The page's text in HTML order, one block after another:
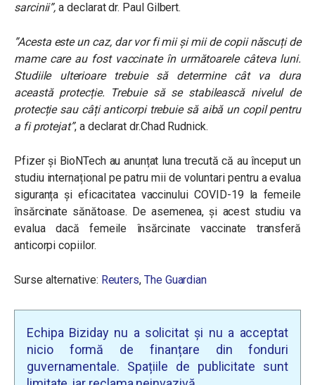
sarcinii”, a declarat dr. Paul Gilbert.
”Acesta este un caz, dar vor fi mii și mii de copii născuți de
mame care au fost vaccinate în următoarele câteva luni.
Studiile ulterioare trebuie să determine cât va dura
această protecție. Trebuie să se stabilească nivelul de
protecție sau câți anticorpi trebuie să aibă un copil pentru
a fi protejat”, a declarat dr.Chad Rudnick.
Pfizer și BioNTech au anunțat luna trecută că au început un
studiu internațional pe patru mii de voluntari pentru a evalua
siguranța și eficacitatea vaccinului COVID-19 la femeile
însărcinate sănătoase. De asemenea, și acest studiu va
evalua dacă femeile însărcinate vaccinate transferă
anticorpi copiilor.
Surse alternative: Reuters, The Guardian
Echipa Biziday nu a solicitat și nu a acceptat
nicio formă de finanțare din fonduri
guvernamentale. Spațiile de publicitate sunt